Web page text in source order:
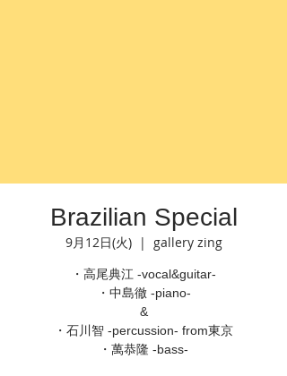
Brazilian Special
9月12日(火)
  |
gallery zing
・高尾典江 -vocal&guitar-
・中島徹 -piano-
&
・石川智 -percussion- from東京
・萬恭隆 -bass-